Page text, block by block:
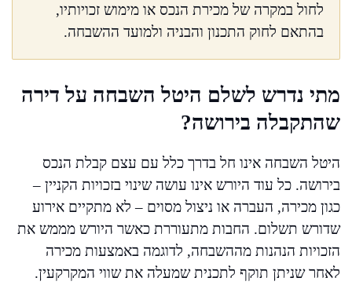
לחול במקרה של מכירת הנכס או מימוש זכויותיו,
בהתאם לחוק התכנון והבניה ולמועד ההשבחה.
מתי נדרש לשלם היטל השבחה על דירה
שהתקבלה בירושה?
היטל השבחה אינו חל בדרך כלל עם עצם קבלת הנכס
בירושה. כל עוד היורש אינו עושה שינוי בזכויות הקניין –
כגון מכירה, העברה או ניצול מסוים – לא מתקיים אירוע
שדורש תשלום. החבות מתעוררת כאשר היורש מממש את
הזכויות הנהנות מההשבחה, לדוגמה באמצעות מכירה
לאחר שניתן תוקף לתכנית שמעלה את שווי המקרקעין.